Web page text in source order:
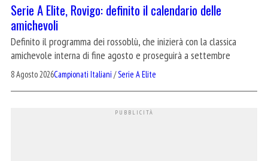
Serie A Elite, Rovigo: definito il calendario delle
amichevoli
Definito il programma dei rossoblù, che inizierà con la classica
amichevole interna di fine agosto e proseguirà a settembre
8 Agosto 2026Campionati Italiani /Serie A Elite